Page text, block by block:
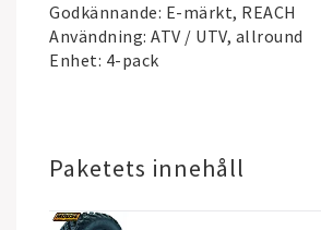
Godkännande: E-märkt, REACH
Användning: ATV / UTV, allround
Enhet: 4-pack
Paketets innehåll